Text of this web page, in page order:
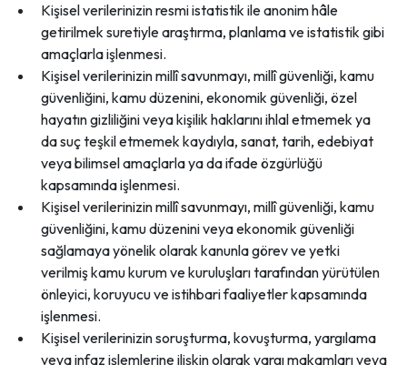
Kişisel verilerinizin resmi istatistik ile anonim hâle
getirilmek suretiyle araştırma, planlama ve istatistik gibi
amaçlarla işlenmesi.
Kişisel verilerinizin millî savunmayı, millî güvenliği, kamu
güvenliğini, kamu düzenini, ekonomik güvenliği, özel
hayatın gizliliğini veya kişilik haklarını ihlal etmemek ya
da suç teşkil etmemek kaydıyla, sanat, tarih, edebiyat
veya bilimsel amaçlarla ya da ifade özgürlüğü
kapsamında işlenmesi.
Kişisel verilerinizin millî savunmayı, millî güvenliği, kamu
güvenliğini, kamu düzenini veya ekonomik güvenliği
sağlamaya yönelik olarak kanunla görev ve yetki
verilmiş kamu kurum ve kuruluşları tarafından yürütülen
önleyici, koruyucu ve istihbari faaliyetler kapsamında
işlenmesi.
Kişisel verilerinizin soruşturma, kovuşturma, yargılama
veya infaz işlemlerine ilişkin olarak yargı makamları veya